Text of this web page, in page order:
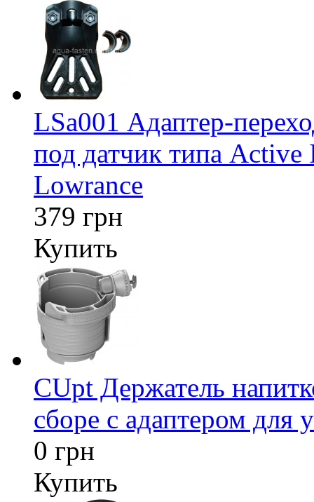
LSa001 Адаптер-
под датчик типа Active
Lowrance
379 грн
Купить
CUpt Держатель
сборе с адаптером для
0 грн
Купить